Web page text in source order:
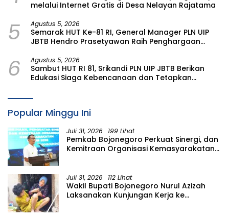
melalui Internet Gratis di Desa Nelayan Rajatama
5 Agustus 5, 2026
Semarak HUT Ke-81 RI, General Manager PLN UIP
JBTB Hendro Prasetyawan Raih Penghargaan
6 Agustus 5, 2026
Sambut HUT RI 81, Srikandi PLN UIP JBTB Berikan
Edukasi Siaga Kebencanaan dan Tetapkan
Kampung Aren Simacan Banyuwangi
Popular Minggu Ini
Juli 31, 2026 199 Lihat
Pemkab Bojonegoro Perkuat Sinergi, dan
Kemitraan Organisasi Kemasyarakatan
Juli 31, 2026 112 Lihat
Wakil Bupati Bojonegoro Nurul Azizah
Laksanakan Kunjungan Kerja ke